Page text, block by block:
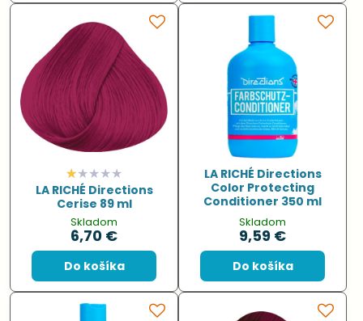
LA RICHÉ Directions
Cerise 89 ml
Skladom
6,70 €
Do košíka
LA RICHÉ Directions
Color Protecting
Conditioner 350 ml
Skladom
9,59 €
Do košíka